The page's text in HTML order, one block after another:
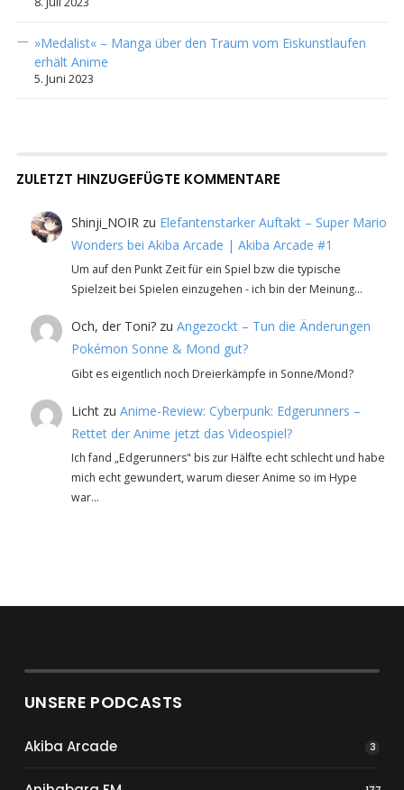
»Medalist« – Manga über den Traum vom Eiskunstlaufen
erhält Anime
5. Juni 2023
ZULETZT HINZUGEFÜGTE KOMMENTARE
Shinji_NOIR zu Elefantenstarker Auftakt – Super Mario
Wonders bei Akiba Arcade | Akiba Arcade #1
Um auf den Punkt Zeit für ein Spiel bzw die typische
Spielzeit bei Spielen einzugehen - ich bin der Meinung…
Och, der Toni? zuAngezockt – Tun die Änderungen
Pokémon Sonne & Mond gut?
Gibt es eigentlich noch Dreierkämpfe in Sonne/Mond?
Licht zuAnime-Review: Cyberpunk: Edgerunners –
Rettet der Anime jetzt das Videospiel?
Ich fand „Edgerunners" bis zur Hälfte echt schlecht und habe
mich echt gewundert, warum dieser Anime so im Hype
war…
UNSERE PODCASTS
Akiba Arcade 3